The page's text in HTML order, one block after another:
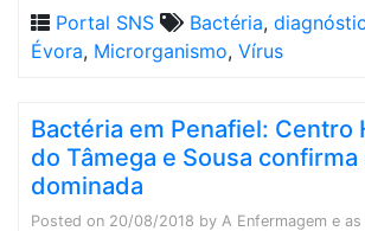
Portal SNS
Bactéria,
Évora, Microrganismo, Vírus
Bactéria em Penafiel: Centro
do Tâmega e Sousa confirma
dominada
Posted on 20/08/2018 by A Enfermagem e as